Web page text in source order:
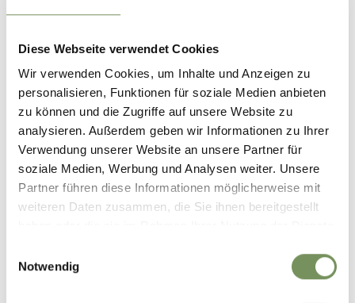
Diese Webseite verwendet Cookies
Wir verwenden Cookies, um Inhalte und Anzeigen zu
personalisieren, Funktionen für soziale Medien anbieten
zu können und die Zugriffe auf unsere Website zu
analysieren. Außerdem geben wir Informationen zu Ihrer
Verwendung unserer Website an unsere Partner für
soziale Medien, Werbung und Analysen weiter. Unsere
Partner führen diese Informationen möglicherweise mit
weiteren Daten zusammen, die Sie ihnen bereitgestellt
Notwendig
15:00 - 15:45
Contatto
Castel Schenna
Al Castello 14
39017
Scena
info@schloss-schenna.com
www.schloss-schenna.com